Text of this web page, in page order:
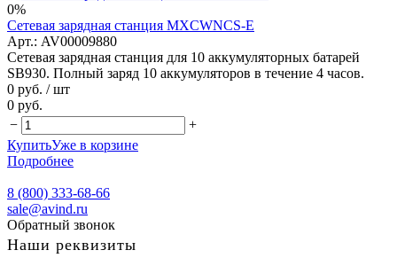
0%
Сетевая зарядная станция MXCWNCS-E
Арт.: AV00009880
Сетевая зарядная станция для 10 аккумуляторных батарей
SB930. Полный заряд 10 аккумуляторов в течение 4 часов.
0 руб. / шт
0 руб.
−
+
КупитьУже в корзине
Подробнее
8 (800) 333-68-66
sale@avind.ru
Обратный звонок
Наши реквизиты